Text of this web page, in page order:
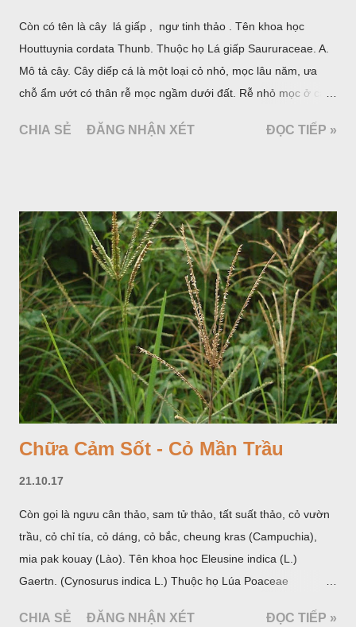
Còn có tên là cây lá giấp , ngư tinh thảo . Tên khoa học
Houttuynia cordata Thunb. Thuộc họ Lá giấp Saururaceae. A.
Mô tả cây. Cây diếp cá là một loại cỏ nhỏ, mọc lâu năm, ưa
chỗ ẩm ướt có thân rễ mọc ngầm dưới đất. Rễ nhỏ mọc ở các
cách, hình tim, đầu lá, hơi nhọn hay nhọn hẳn. Hoa nhỏ màu
cá. Hoa nở về mùa hạ vào các tháng 5-8. (Hình dưới).
CHIA SẺ ĐĂNG NHẬN XÉT ĐỌC TIẾP »
Chữa Cảm Sốt - Cỏ Mần Trầu
21.10.17
Còn gọi là ngưu cân thảo, sam tử thảo, tất suất thảo, cỏ vườn
trầu, cỏ chỉ tía, cỏ dáng, cỏ bắc, cheung kras (Campuchia),
mia pak kouay (Lào). Tên khoa học Eleusine indica (L.)
Gaertn. (Cynosurus indica L.) Thuộc họ Lúa Poaceae
CHIA SẺ ĐĂNG NHẬN XÉT ĐỌC TIẾP »